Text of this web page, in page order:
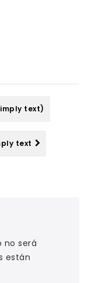
text)
text
no será
están